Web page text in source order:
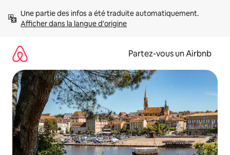
directement
Afficher dans la langue d'origine
Partez-vous un Airbnb